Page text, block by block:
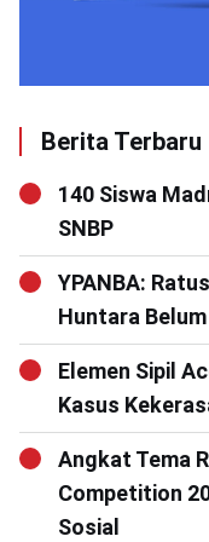
Berita Terbaru
140 Siswa
SNBP
YPANBA:
Huntara
Elemen Sipil
Kasus
Angkat Tema
Competition
Sosial